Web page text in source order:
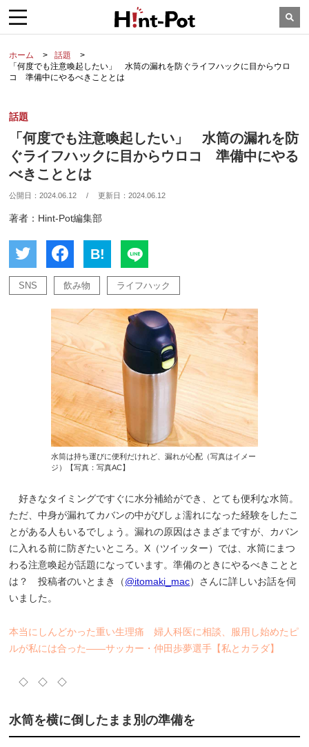
ホーム
話題
「何度でも注意喚起したい」 水筒の漏れを防ぐライフハックに目からウロ
コ 準備中にやるべきこととは
話題
「何度でも注意喚起したい」 水筒の漏れを防
ぐライフハックに目からウロコ 準備中にやる
べきこととは
公開日：2024.06.12 / 更新日：2024.06.12
著者：Hint-Pot編集部
B!
SNS 飲み物 ライフハック
水筒は持ち運びに便利だけれど、漏れが心配（写真はイメー
ジ）【写真：写真AC】
好きなタイミングですぐに水分補給ができ、とても便利な水筒。
ただ、中身が漏れてカバンの中がびしょ濡れになった経験をしたこ
とがある人もいるでしょう。漏れの原因はさまざまですが、カバン
に入れる前に防ぎたいところ。X（ツイッター）では、水筒にまつ
わる注意喚起が話題になっています。準備のときにやるべきことと
は？ 投稿者のいとまき（@itomaki_mac）さんに詳しいお話を伺
いました。
本当にしんどかった重い生理痛 婦人科医に相談、服用し始めたピ
ルが私には合った――サッカー・仲田歩夢選手【私とカラダ】
◇ ◇ ◇
水筒を横に倒したまま別の準備を